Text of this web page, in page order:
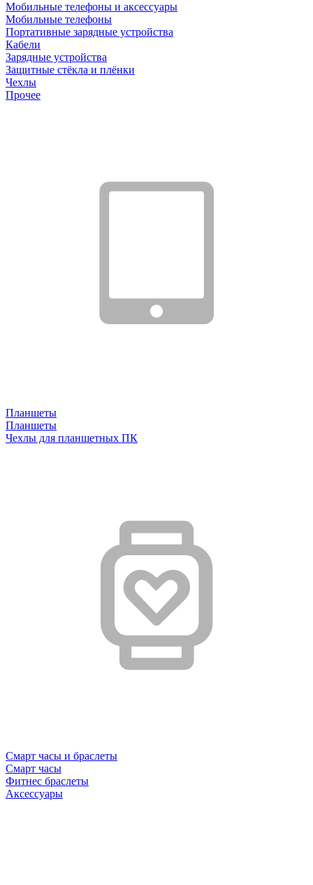
Мобильные телефоны и аксессуары
Мобильные телефоны
Портативные зарядные устройства
Кабели
Зарядные устройства
Защитные стёкла и плёнки
Чехлы
Прочее
Планшеты
Планшеты
Чехлы для планшетных ПК
Смарт часы и браслеты
Смарт часы
Фитнес браслеты
Аксессуары